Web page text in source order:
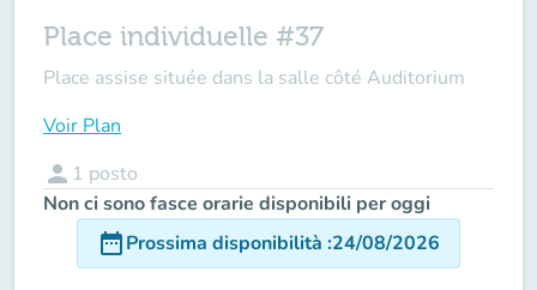
Place individuelle #37
Place assise située dans la salle côté Auditorium
Voir Plan
person 1 posto
Non ci sono fasce orarie disponibili per oggi
date_rangeProssima disponibilità :24/08/2026